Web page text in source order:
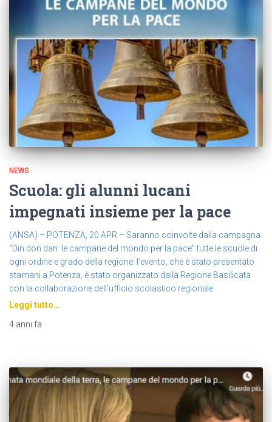
NEWS
Scuola: gli alunni lucani
impegnati insieme per la pace
(ANSA) – POTENZA, 20 APR – Saranno coinvolte dalla campagna
“Din don dan: le campane del mondo per la pace” tutte le scuole di
ogni ordine e grado della regione: l’evento, che è stato presentato
stamani a Potenza, è stato organizzato dalla Regione Basilicata
con la collaborazione dell’ufficio scolastico regionale
Leggi tutto…
4 anni fa